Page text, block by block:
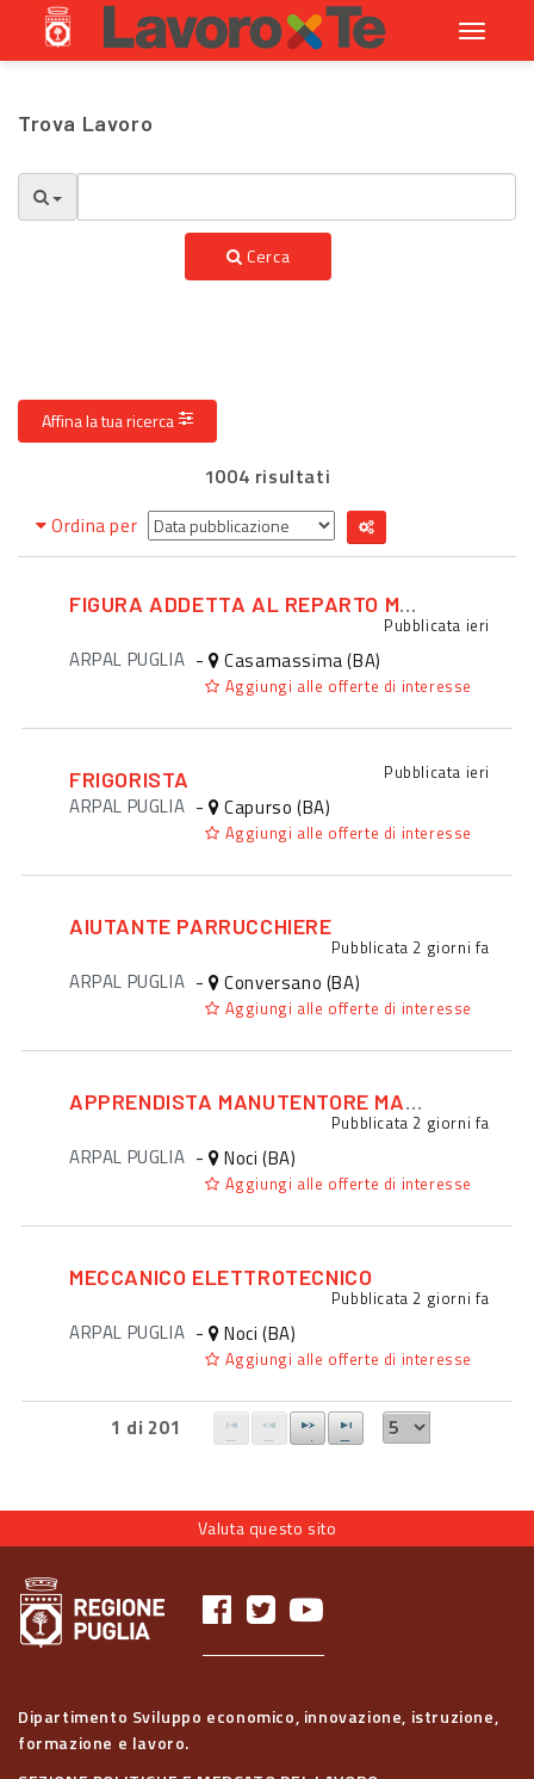
Toggle
Trova Lavoro
Cerca
Affina la tua ricerca
1004 risultati
Ordina per
FIGURA ADDETTA AL REPARTO MACELLERIA
Pubblicata ieri
ARPAL PUGLIA - Casamassima (BA)
Aggiungi alle offerte di interesse
FRIGORISTA Pubblicata ieri
ARPAL PUGLIA - Capurso (BA)
Aggiungi alle offerte di interesse
AIUTANTE PARRUCCHIERE
Pubblicata 2 giorni fa
ARPAL PUGLIA - Conversano (BA)
Aggiungi alle offerte di interesse
APPRENDISTA MANUTENTORE MACCHINARI
Pubblicata 2 giorni fa
ARPAL PUGLIA - Noci (BA)
Aggiungi alle offerte di interesse
MECCANICO ELETTROTECNICO
Pubblicata 2 giorni fa
ARPAL PUGLIA - Noci (BA)
Aggiungi alle offerte di interesse
1 di 201
Valuta questo sito
Dipartimento Sviluppo economico, innovazione, istruzione,
formazione e lavoro.